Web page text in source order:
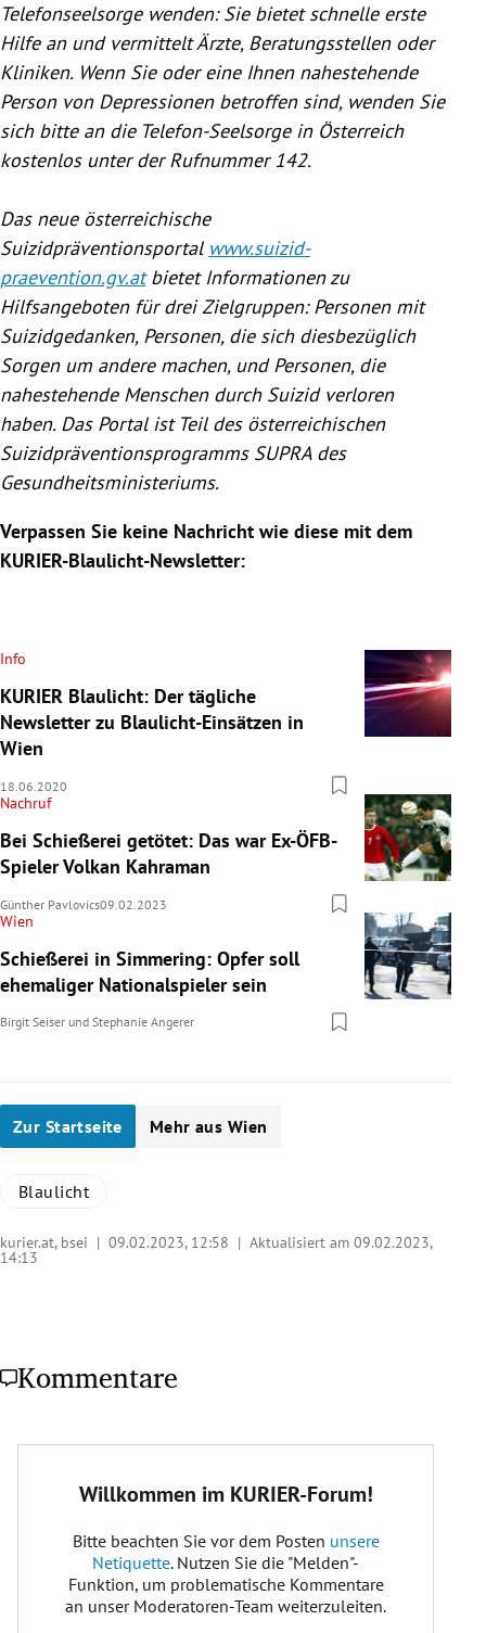
Telefonseelsorge wenden: Sie bietet schnelle erste
Hilfe an und vermittelt Ärzte, Beratungsstellen oder
Kliniken. Wenn Sie oder eine Ihnen nahestehende
Person von Depressionen betroffen sind, wenden Sie
sich bitte an die Telefon-Seelsorge in Österreich
kostenlos unter der Rufnummer 142.
Das neue österreichische
Suizidpräventionsportal www.suizid-
praevention.gv.atbietet Informationen zu
Hilfsangeboten für drei Zielgruppen: Personen mit
Suizidgedanken, Personen, die sich diesbezüglich
Sorgen um andere machen, und Personen, die
nahestehende Menschen durch Suizid verloren
haben. Das Portal ist Teil des österreichischen
Suizidpräventionsprogramms SUPRA des
Gesundheitsministeriums.
Verpassen Sie keine Nachricht wie diese mit dem
KURIER-Blaulicht-Newsletter:
Info
KURIER Blaulicht: Der tägliche
Newsletter zu Blaulicht-Einsätzen in
Wien
18.06.2020
Nachruf
Bei Schießerei getötet: Das war Ex-ÖFB-
Spieler Volkan Kahraman
Günther Pavlovics09.02.2023
Wien
Schießerei in Simmering: Opfer soll
ehemaliger Nationalspieler sein
Birgit Seiser und Stephanie Angerer
Zur Startseite Mehr aus Wien
Blaulicht
kurier.at, bsei | 09.02.2023, 12:58 | Aktualisiert am 09.02.2023,
14:13
Kommentare